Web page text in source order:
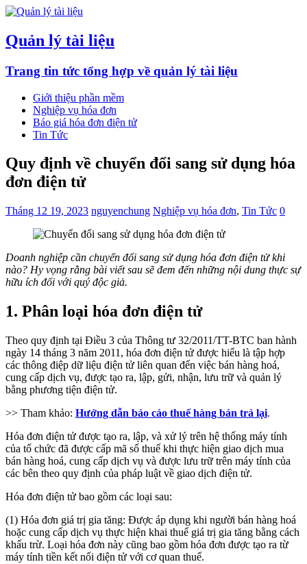
Quản lý tài liệu
Trang tin tức tổng hợp về quản lý tài liệu
Giới thiệu phần mềm
Nghiệp vụ hóa đơn
Báo giá hóa đơn điện tử
Tin Tức
Quy định về chuyển đổi sang sử dụng hóa
đơn điện tử
Tháng 12 19, 2023 nguyenchung Nghiệp vụ hóa đơn, Tin Tức 0
Doanh nghiệp cần chuyển đổi sang sử dụng hóa đơn điện tử khi
nào? Hy vọng rằng bài viết sau sẽ đem đến những nội dung thực sự
hữu ích đối với quý độc giả.
1. Phân loại hóa đơn điện tử
Theo quy định tại Điều 3 của Thông tư 32/2011/TT-BTC ban hành
ngày 14 tháng 3 năm 2011, hóa đơn điện tử được hiểu là tập hợp
các thông điệp dữ liệu điện tử liên quan đến việc bán hàng hoá,
cung cấp dịch vụ, được tạo ra, lập, gửi, nhận, lưu trữ và quản lý
bằng phương tiện điện tử.
>> Tham khảo: Hướng dẫn báo cáo thuế hàng bán trả lại.
Hóa đơn điện tử được tạo ra, lập, và xử lý trên hệ thống máy tính
của tổ chức đã được cấp mã số thuế khi thực hiện giao dịch mua
bán hàng hoá, cung cấp dịch vụ và được lưu trữ trên máy tính của
các bên theo quy định của pháp luật về giao dịch điện tử.
Hóa đơn điện tử bao gồm các loại sau:
(1) Hóa đơn giá trị gia tăng: Được áp dụng khi người bán hàng hoá
hoặc cung cấp dịch vụ thực hiện khai thuế giá trị gia tăng bằng cách
khấu trừ. Loại hóa đơn này cũng bao gồm hóa đơn được tạo ra từ
máy tính tiền kết nối điện tử với cơ quan thuế.